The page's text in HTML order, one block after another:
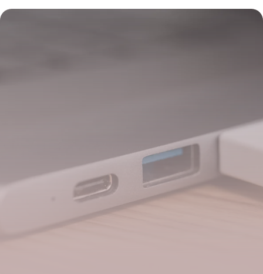
solutions